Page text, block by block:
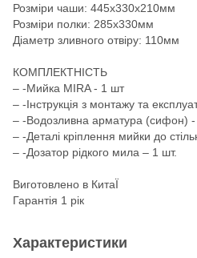
Розміри чаши: 445х330х210мм
Розміри полки: 285х330мм
Діаметр зливного отвіру: 110мм
КОМПЛЕКТНІСТЬ
– -Мийка MIRA - 1 шт
– -Інструкція з монтажу та
– -Водозливна арматура (сифон) -
– -Деталі кріплення мийки до
– -Дозатор рідкого мила – 1 шт.
Виготовлено в КитаЇ
Гарантія 1 рік
Характеристики